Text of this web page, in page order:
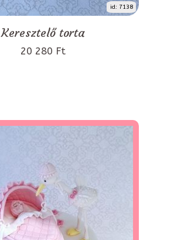
id: 7138
Keresztelő torta
20 280 Ft